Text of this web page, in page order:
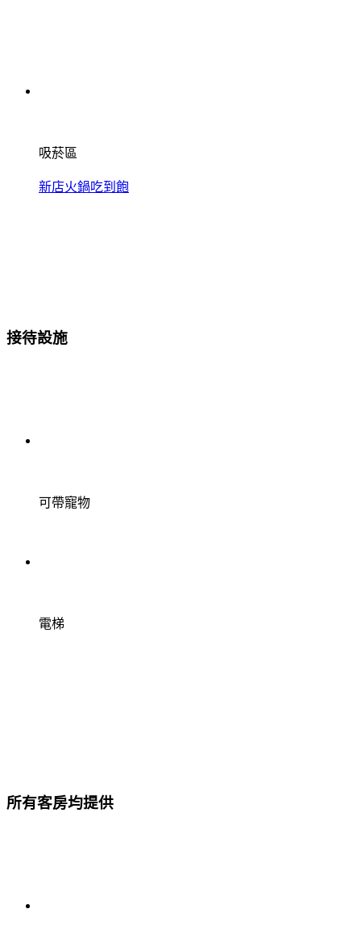
吸菸區
新店火鍋吃到飽
接待設施
可帶寵物
電梯
所有客房均提供